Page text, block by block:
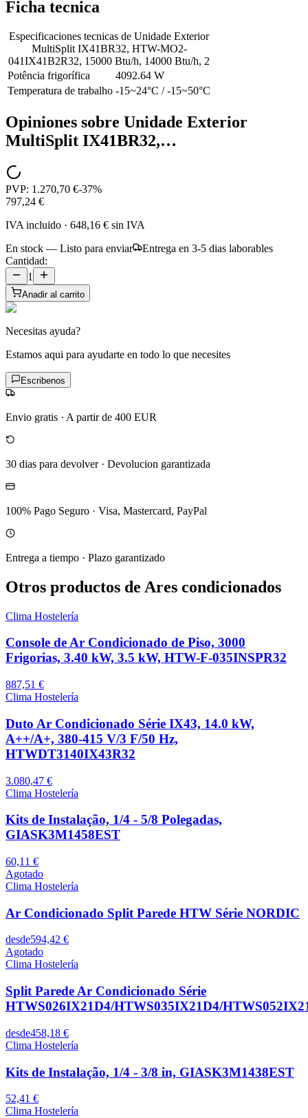
Ficha tecnica
Especificaciones tecnicas de Unidade Exterior
MultiSplit IX41BR32, HTW-MO2-
041IX41B2R32, 15000 Btu/h, 14000 Btu/h, 2
Potência frigorífica
4092.64 W
Temperatura de trabalho -15~24°C / -15~50°C
Opiniones sobre Unidade Exterior
MultiSplit IX41BR32,…
PVP: 1.270,70 €-37%
797,24 €
IVA incluido · 648,16 € sin IVA
En stock — Listo para enviar
Entrega en 3-5 dias laborables
Cantidad:
1
Anadir al carrito
Necesitas ayuda?
Estamos aqui para ayudarte en todo lo que necesites
Escribenos
Envio gratis · A partir de 400 EUR
30 dias para devolver· Devolucion garantizada
100% Pago Seguro · Visa, Mastercard, PayPal
Entrega a tiempo · Plazo garantizado
Otros productos de Ares condicionados
Clima Hostelería
Console de Ar Condicionado de Piso, 3000
Frigorias, 3.40 kW, 3.5 kW, HTW-F-035INSPR32
887,51 €
Clima Hostelería
Duto Ar Condicionado Série IX43, 14.0 kW,
A++/A+, 380-415 V/3 F/50 Hz,
HTWDT3140IX43R32
3.080,47 €
Clima Hostelería
Kits de Instalação, 1/4 - 5/8 Polegadas,
GIASK3M1458EST
60,11 €
Agotado
Clima Hostelería
Ar Condicionado Split Parede HTW Série NORDIC
desde594,42 €
Agotado
Clima Hostelería
Split Parede Ar Condicionado Série
HTWS026IX21D4/HTWS035IX21D4/
desde458,18 €
Clima Hostelería
Kits de Instalação, 1/4 - 3/8 in, GIASK3M1438EST
52,41 €
Clima Hostelería